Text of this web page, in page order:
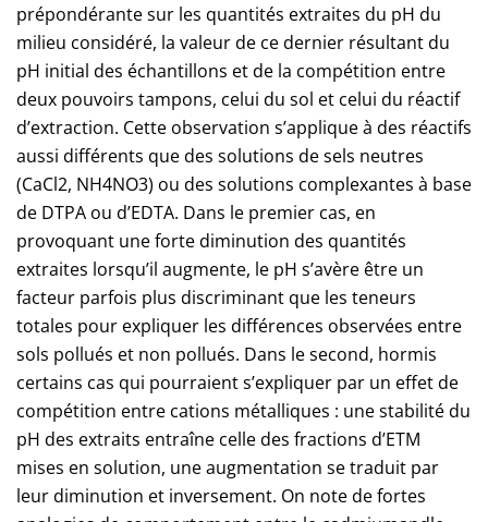
prépondérante sur les quantités extraites du pH du
milieu considéré, la valeur de ce dernier résultant du
pH initial des échantillons et de la compétition entre
deux pouvoirs tampons, celui du sol et celui du réactif
d’extraction. Cette observation s’applique à des réactifs
aussi différents que des solutions de sels neutres
(CaCl2, NH4NO3) ou des solutions complexantes à base
de DTPA ou d’EDTA. Dans le premier cas, en
provoquant une forte diminution des quantités
extraites lorsqu’il augmente, le pH s’avère être un
facteur parfois plus discriminant que les teneurs
totales pour expliquer les différences observées entre
sols pollués et non pollués. Dans le second, hormis
certains cas qui pourraient s’expliquer par un effet de
compétition entre cations métalliques : une stabilité du
pH des extraits entraîne celle des fractions d’ETM
mises en solution, une augmentation se traduit par
leur diminution et inversement. On note de fortes